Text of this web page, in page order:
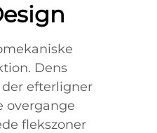
Dens
efterligner
overgange
flekszoner